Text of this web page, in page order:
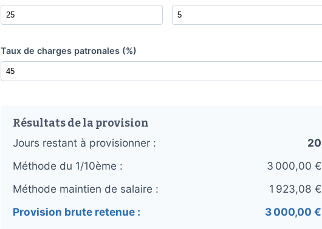
Taux de charges patronales (%)
Résultats de la provision
Jours restant à provisionner :
20
Méthode du 1/10ème :
3 000,00 €
Méthode maintien de salaire :
1 923,08 €
Provision brute retenue :
3 000,00 €